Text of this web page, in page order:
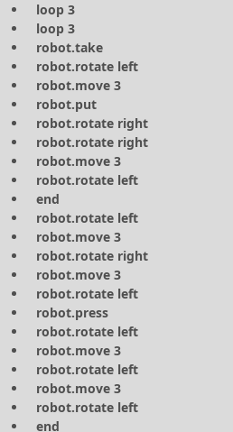
loop 3
loop 3
robot.take
robot.rotate left
robot.move 3
robot.put
robot.rotate right
robot.rotate right
robot.move 3
robot.rotate left
end
robot.rotate left
robot.move 3
robot.rotate right
robot.move 3
robot.rotate left
robot.press
robot.rotate left
robot.move 3
robot.rotate left
robot.move 3
robot.rotate left
end